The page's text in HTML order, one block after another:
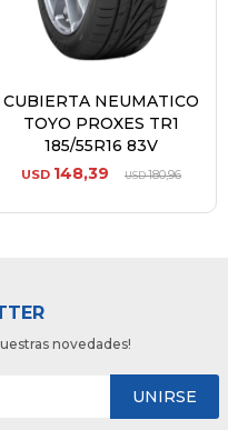
CUBIERTA NEUMATICO
TOYO PROXES TR1
185/55R16 83V
USD 148,39 USD180,96
novedades!
UNIRSE